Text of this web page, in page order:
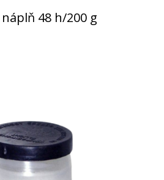
48 h/200 g